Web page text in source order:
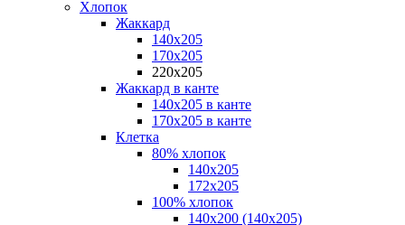
Хлопок
Жаккард
140x205
170х205
220х205
Жаккард в канте
140х205 в канте
170х205 в канте
Клетка
80% хлопок
140x205
172х205
100% хлопок
140x200 (140х205)